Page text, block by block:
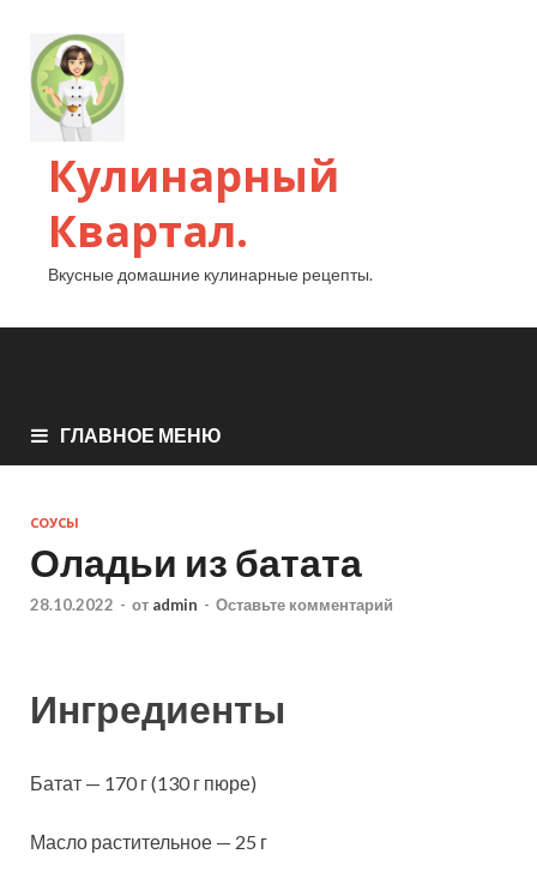
Кулинарный
Квартал.
Вкусные домашние кулинарные рецепты.
ГЛАВНОЕ МЕНЮ
СОУСЫ
Оладьи из батата
28.10.2022 - от admin - Оставьте комментарий
Ингредиенты
Батат — 170 г (130 г пюре)
Масло растительное — 25 г